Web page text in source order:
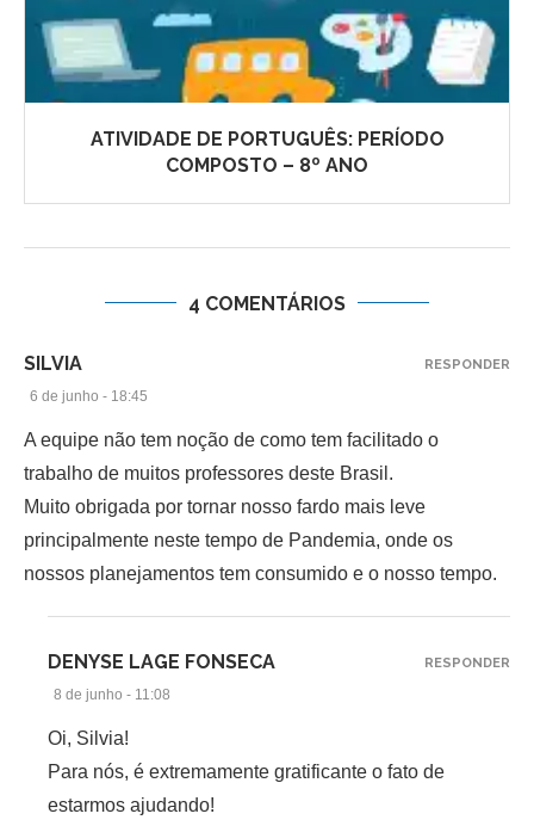
ATIVIDADE DE PORTUGUÊS: PERÍODO
COMPOSTO – 8º ANO
4 COMENTÁRIOS
SILVIA
6 de junho - 18:45
A equipe não tem noção de como tem facilitado o
trabalho de muitos professores deste Brasil.
Muito obrigada por tornar nosso fardo mais leve
principalmente neste tempo de Pandemia, onde os
nossos planejamentos tem consumido e o nosso tempo.
RESPONDER
DENYSE LAGE FONSECA
8 de junho - 11:08
Oi, Silvia!
Para nós, é extremamente gratificante o fato de
estarmos ajudando!
RESPONDER